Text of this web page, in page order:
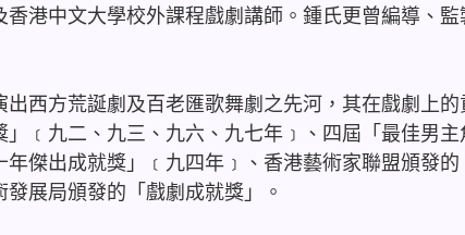
港中文大學校外課程戲劇講師。鍾氏更曾編導、
西方荒誕劇及百老匯歌舞劇之先河，其在戲劇上
﹝九二、九三、九六、九七年﹞、四屆「最佳男
傑出成就獎」﹝九四年﹞、香港藝術家聯盟頒發
展局頒發的「戲劇成就獎」。